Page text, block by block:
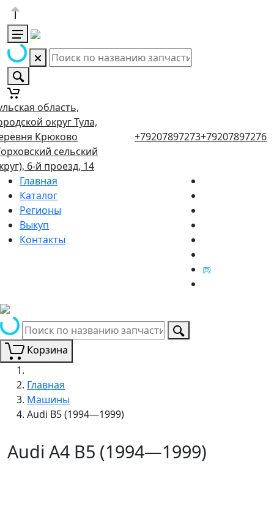
область,
округ Тула,
Крюково
сельский
6-й проезд, 14
+79207897273+79207897276
Главная
Каталог
Регионы
Выкуп
Контакты
Корзина
Главная
Машины
Audi B5 (1994—1999)
Audi A4 B5 (1994—1999)